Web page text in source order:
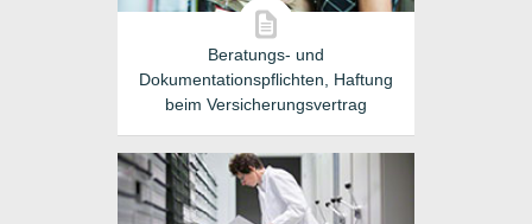
Beratungs- und
Dokumentationspflichten, Haftung
beim Versicherungsvertrag